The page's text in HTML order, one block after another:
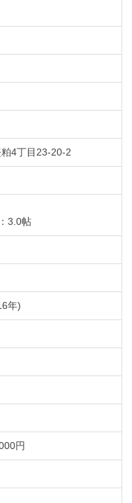
4丁目23-20-2
：3.0帖
年)
円